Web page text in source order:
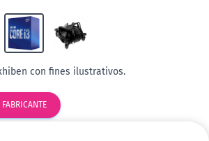
con fines ilustrativos.